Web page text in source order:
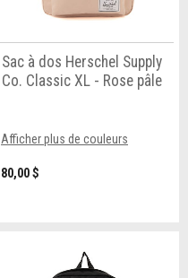
Sac à dos Herschel Supply
Co. Classic XL - Rose pâle
Afficher plus de couleurs
80,00 $